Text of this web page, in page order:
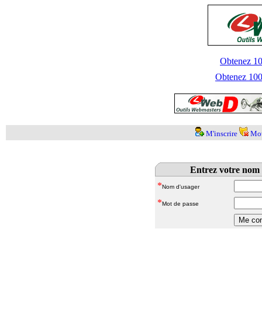
Obtenez
Obtenez
M'inscrire
Entrez votre nom
*Nom d'usager
*Mot de passe